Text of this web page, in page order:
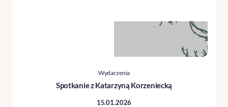
Wydarzenia
Spotkanie z Katarzyną Korzeniecką
15.01.2026